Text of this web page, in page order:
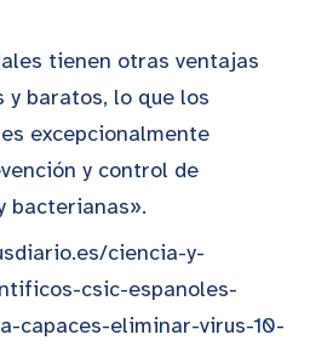
tienen otras ventajas
y baratos, lo que los
excepcionalmente
y control de
bacterianas».
ciencia-y-
csic-espanoles-
capaces-eliminar-virus-10-